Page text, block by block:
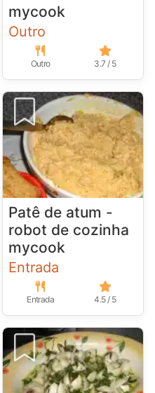
mycook
Outro
Outro 3.7 / 5
Patê de atum -
robot de cozinha
mycook
Entrada
Entrada 4.5 / 5